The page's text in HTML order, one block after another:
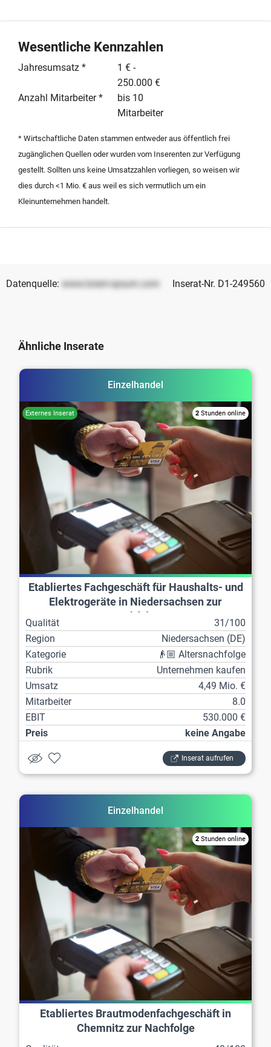
Margen sind attraktiv und können je nach strategischer
Kaufpreis von 17.000 Euro ist der aktuelle
Warenbestand bereits enthalten. Die Übergabe erfolgt
aus privaten Gründen und bietet erhebliche
Skalierungspotenziale durch den Ausbau von Online-
Marketing-Maßnahmen. Das Unternehmen eignet sich
ideal für Existenzgründer oder als Ergücnzung für
Wesentliche Kennzahlen
Jahresumsatz *
1 € -
250.000 €
Anzahl Mitarbeiter *
bis 10
Mitarbeiter
* Wirtschaftliche Daten stammen entweder aus öffentlich frei
zugänglichen Quellen oder wurden vom Inserenten zur Verfügung
gestellt. Sollten uns keine Umsatzzahlen vorliegen, so weisen wir
dies durch <1 Mio. € aus weil es sich vermutlich um ein
Kleinunternehmen handelt.
Datenquelle: www.lorem-ipsum.com Inserat-Nr. D1-249560
Ähnliche Inserate
Einzelhandel
2 Stunden online
Etabliertes Fachgeschäft für Haushalts- und
Elektrogeräte in Niedersachsen zur
Qualität
31/100
Region
Niedersachsen (DE)
Kategorie
👴🏼 Altersnachfolge
Rubrik
Unternehmen kaufen
Umsatz
4,49 Mio. €
Mitarbeiter
8.0
EBIT
530.000 €
Preis
keine Angabe
Inserat aufrufen
Einzelhandel
2 Stunden online
Etabliertes Brautmodenfachgeschäft in
Chemnitz zur Nachfolge